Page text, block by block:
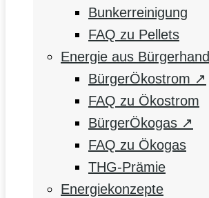
Bunkerreinigung
FAQ zu Pellets
Energie aus Bürgerhand
BürgerÖkostrom ↗
FAQ zu Ökostrom
BürgerÖkogas ↗
FAQ zu Ökogas
THG-Prämie
Energiekonzepte